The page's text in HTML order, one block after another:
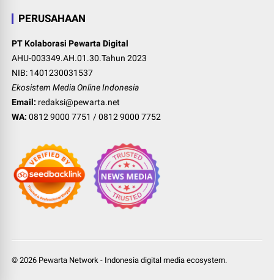
PERUSAHAAN
PT Kolaborasi Pewarta Digital
AHU-003349.AH.01.30.Tahun 2023
NIB: 1401230031537
Ekosistem Media Online Indonesia
Email: redaksi@pewarta.net
WA: 0812 9000 7751 /0812 9000 7752
©2026 Pewarta Network - Indonesia digital media ecosystem.